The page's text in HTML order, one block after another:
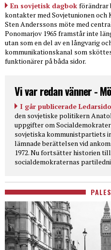
En sovjetisk dagbok förändrar
kontakter med Sovjetunionen och
Sten Anderssons möte med
Ponomarjov 1965 framstår inte
utan som en del av en långvarig
kommunikationskanal som
funktionärer på båda sidor.
Vi var redan vänner -
I går publicerade
den sovjetiske politikern
uppgifter om
sovjetiska kommunistpartiets
lämnade berättelsen vid
1972. Nu fortsätter historien
socialdemokraternas